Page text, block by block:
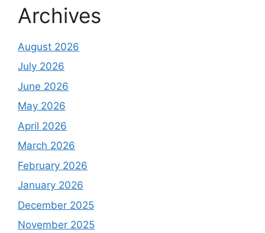
Archives
August 2026
July 2026
June 2026
May 2026
April 2026
March 2026
February 2026
January 2026
December 2025
November 2025